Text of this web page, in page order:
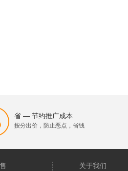
省 — 节约推广成本
按分出价，防止恶点，省钱
关于我们